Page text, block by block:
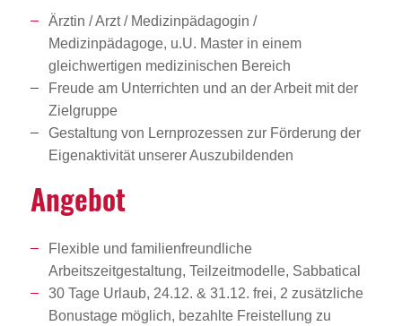
Ärztin / Arzt / Medizinpädagogin /
Medizinpädagoge, u.U. Master in einem
gleichwertigen medizinischen Bereich
Freude am Unterrichten und an der Arbeit mit der
Zielgruppe
Gestaltung von Lernprozessen zur Förderung der
Eigenaktivität unserer Auszubildenden
Angebot
Flexible und familienfreundliche
Arbeitszeitgestaltung, Teilzeitmodelle, Sabbatical
30 Tage Urlaub, 24.12. & 31.12. frei, 2 zusätzliche
Bonustage möglich, bezahlte Freistellung zu